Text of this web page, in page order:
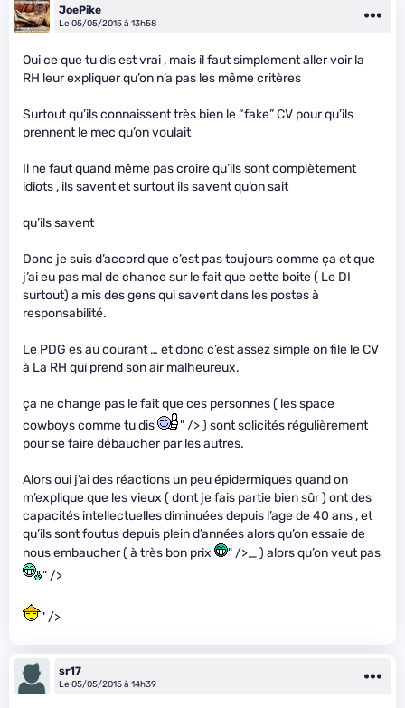
JoePike
Le 05/05/2015 à 13h58
Oui ce que tu dis est vrai , mais il faut simplement aller voir la
RH leur expliquer qu’on n’a pas les même critères
Surtout qu’ils connaissent très bien le “fake” CV pour qu’ils
prennent le mec qu’on voulait
Il ne faut quand même pas croire qu’ils sont complètement
idiots , ils savent et surtout ils savent qu’on sait
qu’ils savent
Donc je suis d’accord que c’est pas toujours comme ça et que
j’ai eu pas mal de chance sur le fait que cette boite ( Le DI
surtout) a mis des gens qui savent dans les postes à
responsabilité.
Le PDG es au courant … et donc c’est assez simple on file le CV
à La RH qui prend son air malheureux.
ça ne change pas le fait que ces personnes ( les space
cowboys comme tu dis
" /> ) sont solicités régulièrement
pour se faire débaucher par les autres.
Alors oui j’ai des réactions un peu épidermiques quand on
m’explique que les vieux ( dont je fais partie bien sûr ) ont des
capacités intellectuelles diminuées depuis l’age de 40 ans , et
qu’ils sont foutus depuis plein d’années alors qu’on essaie de
nous embaucher ( à très bon prix
" />_ ) alors qu’on veut pas
" />
" />
sr17
Le 05/05/2015 à 14h39